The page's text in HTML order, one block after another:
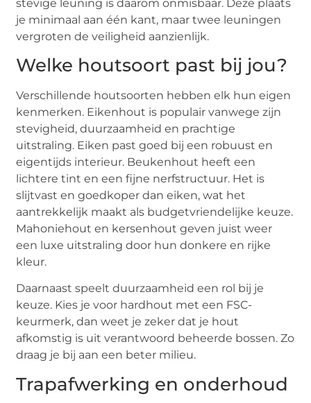
stevige leuning is daarom onmisbaar. Deze plaats
je minimaal aan één kant, maar twee leuningen
vergroten de veiligheid aanzienlijk.
Welke houtsoort past bij jou?
Verschillende houtsoorten hebben elk hun eigen
kenmerken. Eikenhout is populair vanwege zijn
stevigheid, duurzaamheid en prachtige
uitstraling. Eiken past goed bij een robuust en
eigentijds interieur. Beukenhout heeft een
lichtere tint en een fijne nerfstructuur. Het is
slijtvast en goedkoper dan eiken, wat het
aantrekkelijk maakt als budgetvriendelijke keuze.
Mahoniehout en kersenhout geven juist weer
een luxe uitstraling door hun donkere en rijke
kleur.
Daarnaast speelt duurzaamheid een rol bij je
keuze. Kies je voor hardhout met een FSC-
keurmerk, dan weet je zeker dat je hout
afkomstig is uit verantwoord beheerde bossen. Zo
draag je bij aan een beter milieu.
Trapafwerking en onderhoud